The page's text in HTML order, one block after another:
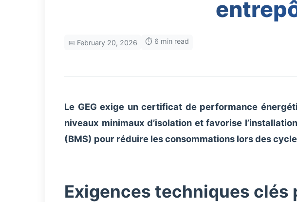
📅 February 20, 2026 ⏱️ 6 min read
Le GEG exige un certificat de performance
niveaux minimaux d’isolation et favorise
(BMS) pour réduire les consommations lors des
Exigences techniques clés